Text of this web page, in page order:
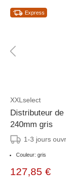
Express
XXLselect
Distributeur
240mm gris
1-3 jours
Couleur: gris
127,85 €